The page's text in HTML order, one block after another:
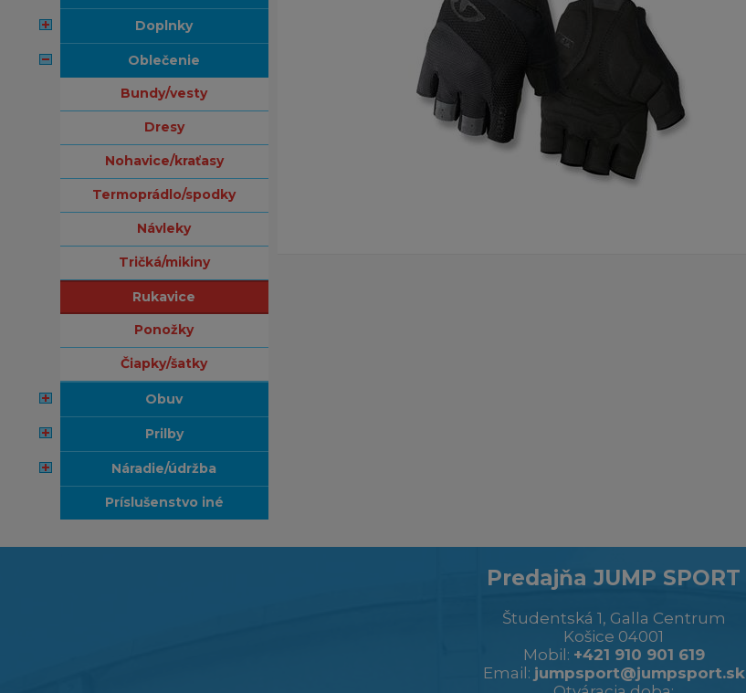
doplnky
oblečenie
bundy/vesty
dresy
nohavice/kraťasy
termoprádlo/spodky
návleky
tričká/mikiny
rukavice
ponožky
čiapky/šatky
obuv
prilby
náradie/údržba
príslušenstvo iné
Predajňa JUMP SPORT
Študentská 1, Galla Centrum
Košice 04001
Mobil: +421 910 901 619
Email: jumpsport@jumpsport.sk